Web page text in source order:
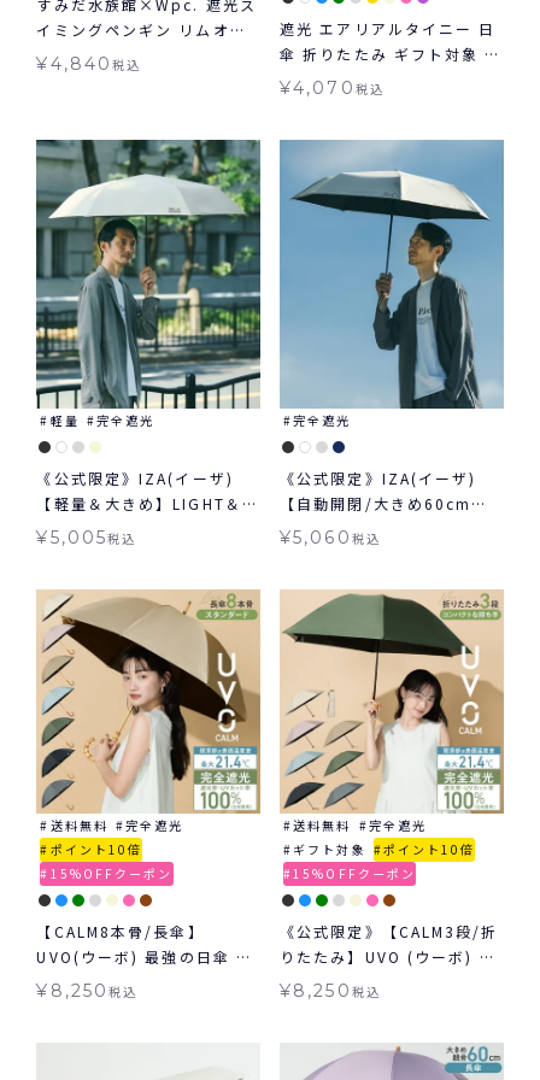
すみだ水族館×Wpc. 遮光ス
イミングペンギン リムオー
ガンジー ミニ 日傘 折りたた
¥4,840税込
遮光 エアリアルタイニー 日
傘 折りたたみ ギフト対象 晴
雨兼用 Wpc.
¥4,070 税込
軽量 完全遮光
《公式限定》IZA(イーザ)
【軽量＆大きめ】LIGHT＆
LARGE ライト&ラージ 日傘
¥5,005税込
完全遮光
《公式限定》IZA(イーザ)
【自動開閉/大きめ60cm】
AUTOMATIC & SAFE 60cm
め 自動開閉傘 晴雨兼用 ギフ
ト対象
¥5,060 税込
送料無料
完全遮光
ポイント10倍
15%OFFクーポン
【CALM8本骨/長傘】
UVO(ウーボ) 最強の日傘 カ
ーム 完全遮光100％ 無地 日
¥ 8,250税込
送料無料
完全遮光
ギフト対象
ポイント10倍
15%OFFクーポン
《公式限定》【CALM3段/折
りたたみ】UVO (ウーボ) 最
強の日傘 カーム 3段折 完全
¥8,250 税込